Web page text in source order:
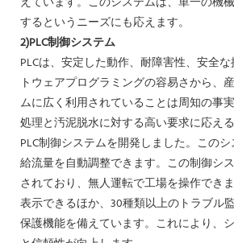
するというニーズにも応えます。
2)PLC制御システム
PLCは、安定した動作、耐障害性、安全
トウェアプログラミングの容易さから、
ムに広く利用されていることは周知の事
処理と汚泥脱水に対する高い要求に応え
PLC制御システムを開発しました。この
給流量を自動調整できます。この制御シ
されており、無人運転で工場を操作でき
表示できるほか、30種類以上のトラブル
保護機能を備えています。これにより、